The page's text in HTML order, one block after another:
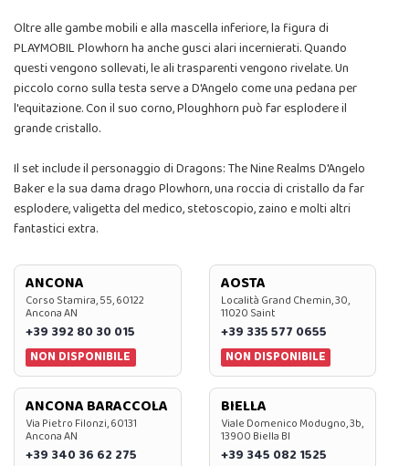
Oltre alle gambe mobili e alla mascella inferiore, la figura di
PLAYMOBIL Plowhorn ha anche gusci alari incernierati. Quando
questi vengono sollevati, le ali trasparenti vengono rivelate. Un
piccolo corno sulla testa serve a D'Angelo come una pedana per
l'equitazione. Con il suo corno, Ploughhorn può far esplodere il
grande cristallo.
Il set include il personaggio di Dragons: The Nine Realms D'Angelo
Baker e la sua dama drago Plowhorn, una roccia di cristallo da far
esplodere, valigetta del medico, stetoscopio, zaino e molti altri
fantastici extra.
ANCONA
Corso Stamira, 55, 60122
Ancona AN
+39 392 80 30 015
NON DISPONIBILE
AOSTA
Località Grand Chemin, 30,
11020 Saint
+39 335 577 0655
NON DISPONIBILE
ANCONA BARACCOLA
Via Pietro Filonzi, 60131
Ancona AN
+39 340 36 62 275
BIELLA
Viale Domenico Modugno, 3b,
13900 Biella BI
+39 345 082 1525